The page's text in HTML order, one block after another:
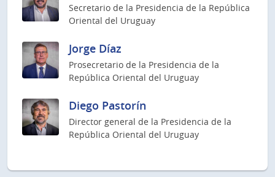
Secretario de la Presidencia de la República
Oriental del Uruguay
Jorge Díaz
Prosecretario de la Presidencia de la
República Oriental del Uruguay
Diego Pastorín
Director general de la Presidencia de la
República Oriental del Uruguay